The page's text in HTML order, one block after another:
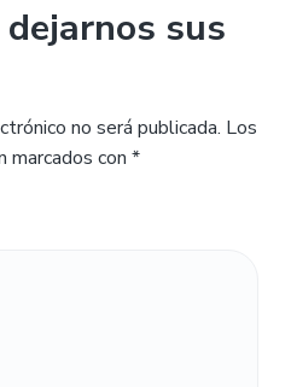
sus
no será publicada. Los
marcados con *